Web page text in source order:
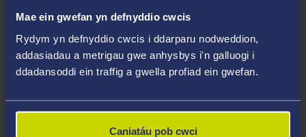
Mae ein gwefan yn defnyddio cwcis
Rydym yn defnyddio cwcis i ddarparu nodweddion,
addasiadau a metrigau gwe anhysbys i'n galluogi i
ddadansoddi ein traffig a gwella profiad ein gwefan.
Caniatáu pob cwci
Dr Gilda Padalino
LECTURER,FFERYLLFA
+44 (0) 1792 888684
gilda.padalino@abertawe.ac.uk